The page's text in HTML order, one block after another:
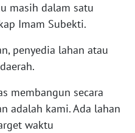
masih dalam satu
Imam Subekti.
penyedia lahan atau
membangun secara
adalah kami. Ada lahan
waktu